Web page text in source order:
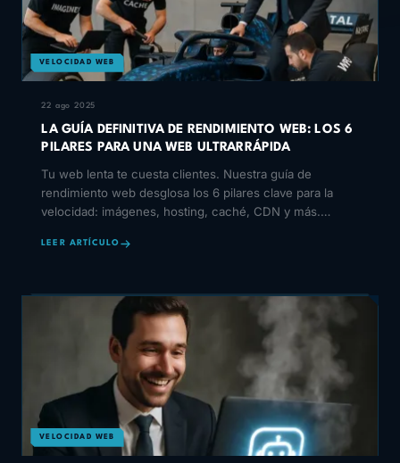
VELOCIDAD WEB
22 ago 2025
LA GUÍA DEFINITIVA DE RENDIMIENTO WEB: LOS 6
PILARES PARA UNA WEB ULTRARRÁPIDA
Tu web lenta te cuesta clientes. Nuestra guía de
rendimiento web desglosa los 6 pilares clave para la
velocidad: imágenes, hosting, caché, CDN y más.
LEER ARTÍCULO
VELOCIDAD WEB